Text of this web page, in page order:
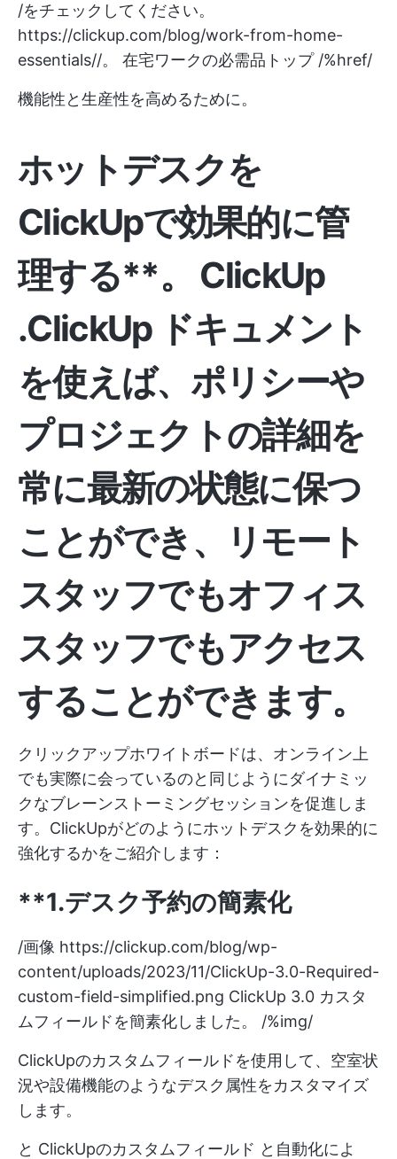
/をチェックしてください。
https://clickup.com/blog/work-from-home-
essentials//。
在宅ワークの必需品トップ /%href/
機能性と生産性を高めるために。
ホットデスクを
ClickUpで効果的に管
理する**。 ClickUp
.ClickUp ドキュメント
を使えば、ポリシーや
プロジェクトの詳細を
常に最新の状態に保つ
ことができ、リモート
スタッフでもオフィス
スタッフでもアクセス
することができます。
クリックアップホワイトボードは、オンライン上
でも実際に会っているのと同じようにダイナミッ
クなブレーンストーミングセッションを促進しま
す。ClickUpがどのようにホットデスクを効果的に
強化するかをご紹介します：
**1.デスク予約の簡素化
/画像 https://clickup.com/blog/wp-
content/uploads/2023/11/ClickUp-3.0-Required-
custom-field-simplified.png ClickUp 3.0 カスタ
ムフィールドを簡素化しました。 /%img/
ClickUpのカスタムフィールドを使用して、空室状
況や設備機能のようなデスク属性をカスタマイズ
します。
と ClickUpのカスタムフィールド と自動化によ